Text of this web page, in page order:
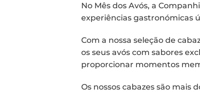
No Mês dos Avós, a
experiências gastronómicas
Com a nossa seleção de
os seus avós com sabores
proporcionar momentos
Os nossos cabazes são